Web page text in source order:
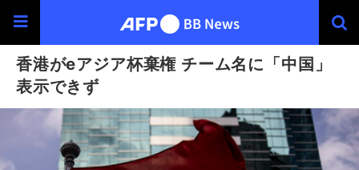
香港がeアジア杯棄権 チーム名に「中国」
表示できず